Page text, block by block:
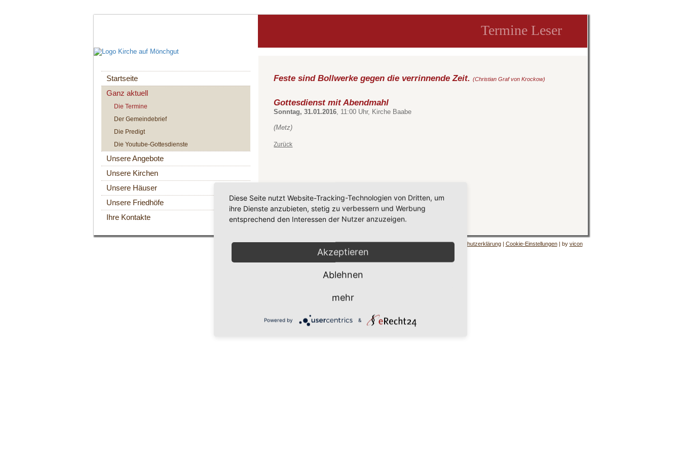
Termine Leser
Feste sind Bollwerke gegen die verrinnende Zeit.(Christian Graf von Krockow)
Gottesdienst mit Abendmahl
Sonntag, 31.01.2016, 11:00 Uhr, Kirche Baabe
(Metz)
Zurück
Navigation
überspringen
Startseite
Ganz aktuell
Die Termine
Der Gemeindebrief
Die Predigt
Die Youtube-Gottesdienste
Unsere Angebote
Unsere Kirchen
Unsere Häuser
Unsere Friedhöfe
Ihre Kontakte
Mönchgut 2026 |Impressum|Datenschutzerklärung| Cookie-Einstellungen| by vicon
Diese Seite nutzt Website-Tracking-Technologien von Dritten, um
ihre Dienste anzubieten, stetig zu verbessern und Werbung
entsprechend den Interessen der Nutzer anzuzeigen.
Akzeptieren
Ablehnen
mehr
Powered by &